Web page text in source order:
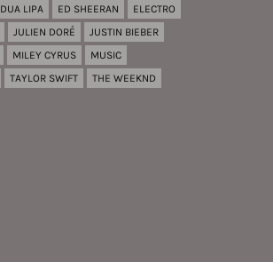
DUA LIPA ED SHEERAN
ELECTRO
JULIEN DORÉ
JUSTIN BIEBER
MILEY CYRUS
MUSIC
TAYLOR SWIFT
THE WEEKND